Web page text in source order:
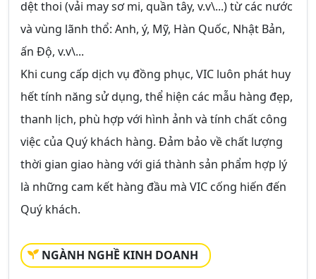
dệt thoi (vải may sơ mi, quần tây, v.v\...) từ các nước
và vùng lãnh thổ: Anh, ý, Mỹ, Hàn Quốc, Nhật Bản,
ấn Độ, v.v\...
Khi cung cấp dịch vụ đồng phục, VIC luôn phát huy
hết tính năng sử dụng, thể hiện các mẫu hàng đẹp,
thanh lịch, phù hợp với hình ảnh và tính chất công
việc của Quý khách hàng. Đảm bảo về chất lượng
thời gian giao hàng với giá thành sản phẩm hợp lý
là những cam kết hàng đầu mà VIC cống hiến đến
Quý khách.
NGÀNH NGHỀ KINH DOANH